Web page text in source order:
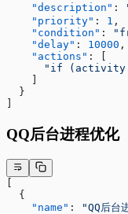
    "description"
:
    "priority"
: 1 ,
    "condition"
:
    "delay"
: 10000 ,
    "actions"
: [
"if
  }
QQ后台进程优化
[
  {
    "name"
: "QQ后台